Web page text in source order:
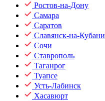
Ростов-на-Дону
Самара
Саратов
Славянск-на-Кубани
Сочи
Ставрополь
Таганрог
Туапсе
Усть-Лабинск
Хасавюрт